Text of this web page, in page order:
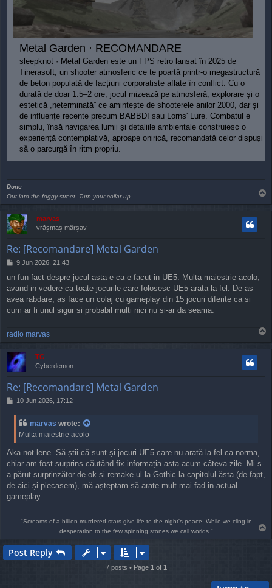
Metal Garden · RECOMANDARE
sleepknot · Metal Garden este un FPS retro lansat în 2025 de
Tinerasoft, un shooter atmosferic ce te poartă printr-o megastructură
de beton populată de facțiuni corporatiste aflate în conflict. Cu o
durată de doar 1.5–2 ore, jocul mizează pe atmosferă, explorare și o
estetică „neterminată” ce amintește de shooterele anilor 2000, dar și
de influențe recente precum BABBDI sau Lorns' Lure. Combatul e
simplu, însă navigarea lumii și detaliile ambientale construiesc o
experiență contemplativă, aproape onirică, recomandată celor dispuși
să o parcurgă în ritm propriu.
Done
Out into the foggy street. Turn your collar up.
o
marvas
vrășmaș mârșav
Re: [Recomandare] Metal Garden
P
s
t
9 Jun 2026, 21:43
un fun fact despre jocul asta e ca e facut in UE5. Multa maiestrie acolo,
avand in vedere ca toate jocurile care folosesc UE5 arata la fel. De as
avea rabdare, as face un colaj cu gameplay din 15 jocuri diferite ca si
cum ar fi unul sigur si probabil multi nici nu si-ar da seama.
radio marvas
TG
Cyberdemon
Re: [Recomandare] Metal Garden
P10 Jun 2026, 17:12
marvas wrote:
Multa maiestrie acolo
Aka not lene. Să știi că sunt și jocuri UE5 care nu arată la fel ca norma,
chiar am fost surprins căutând fix informația asta acum câteva zile. Mi s-
a părut surprinzător de ok și remake-ul la Gothic la capitolul ăsta (de fapt,
de aici și plecasem), mă așteptam să arate mult mai fad in actual
gameplay.
"Screams of a billion murdered stars give life to the night's peace. While we cling in
desperation to the few spinning stones we call worlds."
o
Post Reply
7 posts • Page 1 of 1